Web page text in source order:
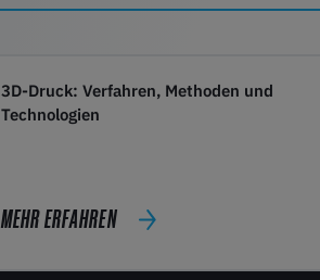
3D-Druck: Verfahren, Methoden und
Technologien
MEHR ERFAHREN